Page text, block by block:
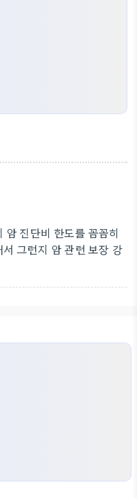
진단비 한도를 꼼꼼히
그런지 암 관련 보장 강